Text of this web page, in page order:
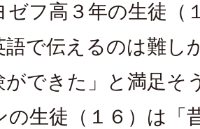
フ高３年の生徒（
語で伝えるのは難し
ができた」と満足そ
の生徒（１６）は「